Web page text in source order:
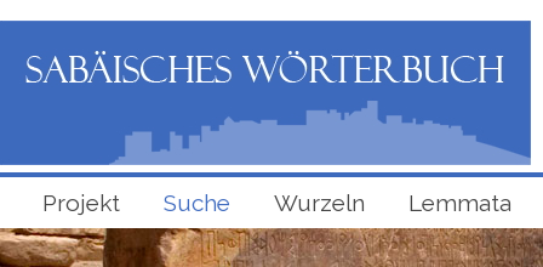
Projekt Suche Wurzeln Lemmata